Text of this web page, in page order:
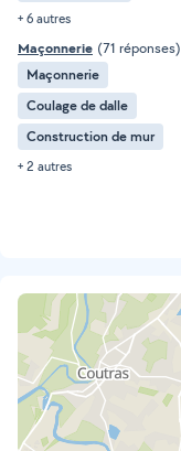
+ 6 autres
Maçonnerie (71 réponses)
Maçonnerie
Coulage de dalle
Construction de mur
+ 2 autres